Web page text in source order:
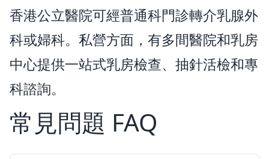
香港公立醫院可經普通科門診轉介乳腺外
科或婦科。私營方面，有多間醫院和乳房
中心提供一站式乳房檢查、抽針活檢和專
科諮詢。
常見問題 FAQ